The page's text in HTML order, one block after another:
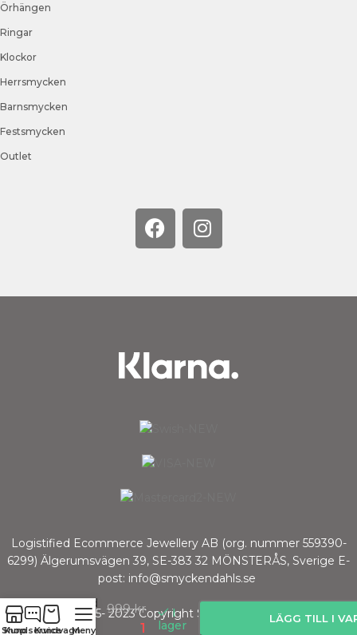
Örhängen
Ringar
Klockor
Herrsmycken
Barnsmycken
Festsmycken
Outlet
Logistified Ecommerce Jewellery AB (org. nummer 559390-
6299) Älgerumsvägen 39, SE-383 32 MÖNSTERÅS, Sverige E-
post: info@smyckendahls.se
© 2015- 2023 Copyright Smyckendahls.se
Shop
Kundservice
KundvagnMeny
Halsband
färgglad
stenar
999kr
1
I
lager
LÄGG TILL I